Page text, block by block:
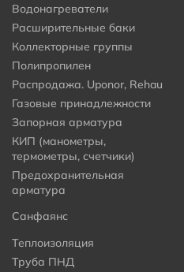
Водонагреватели
Расширительные баки
Коллекторные группы
Полипропилен
Распродажа. Uponor, Rehau
Газовые принадлежности
Запорная арматура
КИП (манометры,
термометры, счетчики)
Предохранительная
арматура
Санфаянс
Теплоизоляция
Труба ПНД